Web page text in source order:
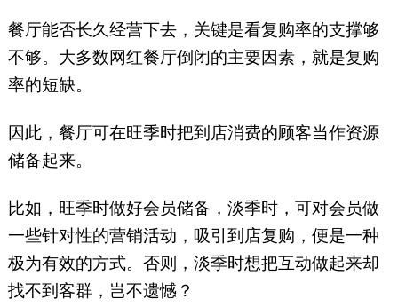
餐厅能否长久经营下去，关键是看复购率的支撑够
不够。大多数网红餐厅倒闭的主要因素，就是复购
率的短缺。
因此，餐厅可在旺季时把到店消费的顾客当作资源
储备起来。
比如，旺季时做好会员储备，淡季时，可对会员做
一些针对性的营销活动，吸引到店复购，便是一种
极为有效的方式。否则，淡季时想把互动做起来却
找不到客群，岂不遗憾？